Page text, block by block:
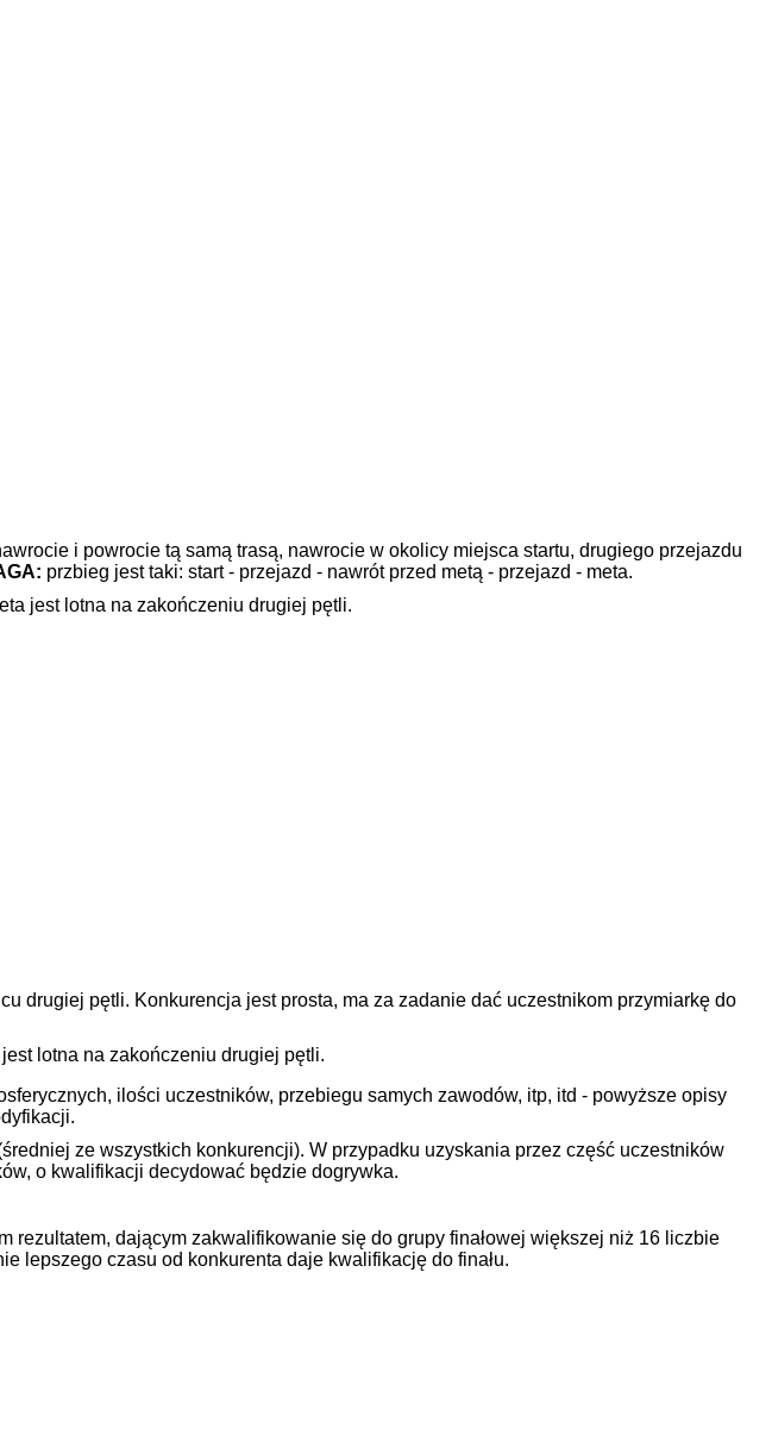
i powrocie tą samą trasą, nawrocie w okolicy miejsca startu, drugiego przejazdu
przbieg jest taki: start - przejazd - nawrót przed metą - przejazd - meta.
jest lotna na zakończeniu drugiej pętli.
drugiej pętli. Konkurencja jest prosta, ma za zadanie dać uczestnikom przymiarkę do
lotna na zakończeniu drugiej pętli.
ilości uczestników, przebiegu samych zawodów, itp, itd - powyższe opisy
ze wszystkich konkurencji). W przypadku uzyskania przez część uczestników
o kwalifikacji decydować będzie dogrywka.
dającym zakwalifikowanie się do grupy finałowej większej niż 16 liczbie
lepszego czasu od konkurenta daje kwalifikację do finału.